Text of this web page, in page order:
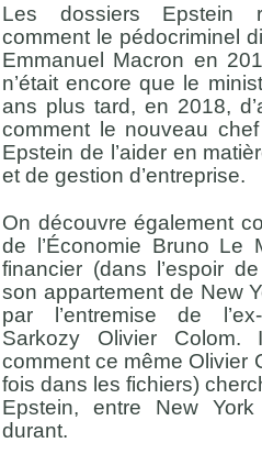
Les dossiers Epstein
comment le pédocriminel
Emmanuel Macron en
n’était encore que le
ans plus tard, en 2018,
comment le nouveau
Epstein de l’aider en
et de gestion d’entreprise.
On découvre également
de l’Économie Bruno Le
financier (dans l’espoir
son appartement de New
par l’entremise de
Sarkozy Olivier Colom.
comment ce même Olivier
fois dans les fichiers)
Epstein, entre New
durant.